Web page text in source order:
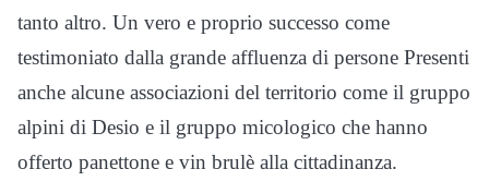
tanto altro. Un vero e proprio successo come
testimoniato dalla grande affluenza di persone Presenti
anche alcune associazioni del territorio come il gruppo
alpini di Desio e il gruppo micologico che hanno
offerto panettone e vin brulè alla cittadinanza.